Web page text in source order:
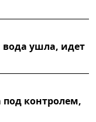
вода ушла, идет
под контролем,